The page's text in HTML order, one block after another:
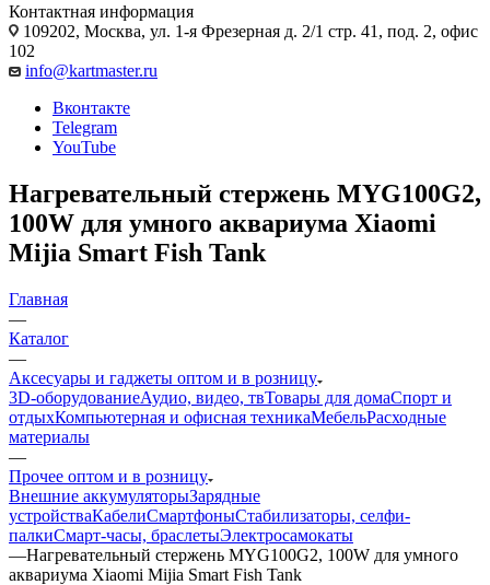
Контактная информация
109202, Москва, ул. 1-я Фрезерная д. 2/1 стр. 41, под. 2, офис
102
info@kartmaster.ru
Вконтакте
Telegram
YouTube
Нагревательный стержень MYG100G2,
100W для умного аквариума Xiaomi
Mijia Smart Fish Tank
Главная
—
Каталог
—
Аксесуары и гаджеты оптом и в розницу
3D-оборудованиеАудио, видео, твТовары для домаСпорт и
отдыхКомпьютерная и офисная техникаМебельРасходные
материалы
—
Прочее оптом и в розницу
Внешние аккумуляторыЗарядные
устройстваКабелиСмартфоныСтабилизаторы, селфи-
палкиСмарт-часы, браслетыЭлектросамокаты
—Нагревательный стержень MYG100G2, 100W для умного
аквариума Xiaomi Mijia Smart Fish Tank